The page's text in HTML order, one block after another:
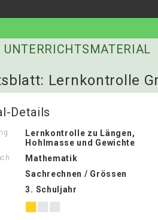
UNTERRICHTSMATERIAL
Lernkontrolle
Details
Lernkontrolle zu Längen,
Hohlmasse und Gewichte
Mathematik
Sachrechnen / Grössen
3. Schuljahr